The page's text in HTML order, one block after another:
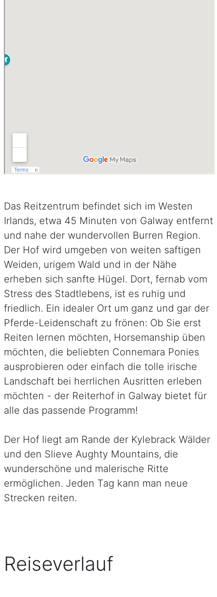
Das Reitzentrum befindet sich im Westen
Irlands, etwa 45 Minuten von Galway entfernt
und nahe der wundervollen Burren Region.
Der Hof wird umgeben von weiten saftigen
Weiden, urigem Wald und in der Nähe
erheben sich sanfte Hügel. Dort, fernab vom
Stress des Stadtlebens, ist es ruhig und
friedlich. Ein idealer Ort um ganz und gar der
Pferde-Leidenschaft zu frönen: Ob Sie erst
Reiten lernen möchten, Horsemanship üben
möchten, die beliebten Connemara Ponies
ausprobieren oder einfach die tolle irische
Landschaft bei herrlichen Ausritten erleben
möchten - der Reiterhof in Galway bietet für
alle das passende Programm!
Der Hof liegt am Rande der Kylebrack Wälder
und den Slieve Aughty Mountains, die
wunderschöne und malerische Ritte
ermöglichen. Jeden Tag kann man neue
Strecken reiten.
Reiseverlauf